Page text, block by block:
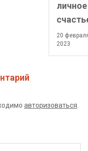
личное
20
2023
авторизоваться.